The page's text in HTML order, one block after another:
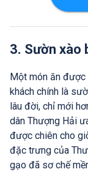
3. Sườn xào
Một món ăn được
khách chính là
lâu đời, chỉ mới
dân Thượng Hải
được chiên cho
đặc trưng của
gạo đã sơ chế